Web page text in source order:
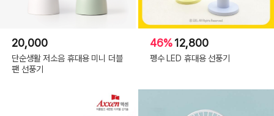
20,000
단순생활 저소음 휴대용 미니 더블
팬 선풍기
46%12,800
펭수 LED 휴대용 선풍기